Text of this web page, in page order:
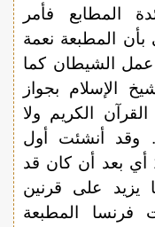
المطابع فأمر
بأن المطبعة نعمة
الشيطان كما
الإسلام بجواز
الكريم ولا
وقد أنشئت أول
مطبعة في استنابول سنة 1712 أي بعد أن كان قد
يزيد على قرنين
فرنسا المطبعة